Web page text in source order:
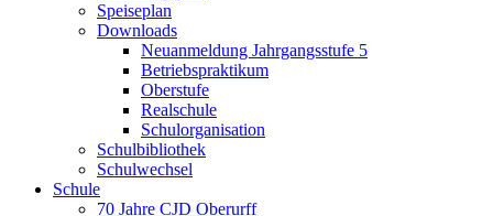
Speiseplan
Downloads
Neuanmeldung Jahrgangsstufe 5
Betriebspraktikum
Oberstufe
Realschule
Schulorganisation
Schulbibliothek
Schulwechsel
Schule
70 Jahre CJD Oberurff